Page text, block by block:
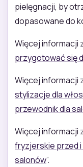
pielęgnacji, by
dopasowane do
Więcej informacji
przygotować się
Więcej informacji
stylizacje dla
przewodnik dla
Więcej informacji
fryzjerskie przed
salonów”.